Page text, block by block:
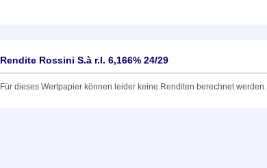
Rendite Rossini S.à r.l. 6,166% 24/29
Für dieses Wertpapier können leider keine Renditen berechnet werden.